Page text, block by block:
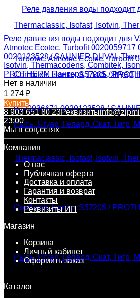
Реле давления воды подходит для
Atmotec Ecotec, Turbofit 0020059717
0020123528 / SAUNIER DUVAL
Isotvin, Thermacodens, Combitek,
PROTHERM Пантера, Рысь, Ягуар,
Нет в наличии
1 274 ₽
Купить
8 903 651 80 23Реквизиты
23:00
Мы в соц.сетях
Компания
О нас
Публичная оферта
Доставка и оплата
Гарантия и возврат
Контакты
Реквизиты ИП
Магазин
Корзина
Личный кабинет
Оформить заказ
Каталог